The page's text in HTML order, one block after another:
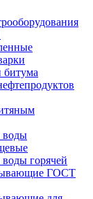
битума
воды
горячей
ГОСТ